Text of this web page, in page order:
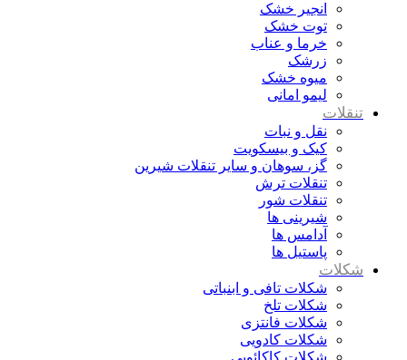
انجیر خشک
توت خشک
خرما و عناب
زرشک
میوه خشک
لیمو امانی
تنقلات
نقل و نبات
کیک و بیسکویت
گز، سوهان و سایر تنقلات شیرین
تنقلات ترش
تنقلات شور
شیرینی ها
آدامس ها
پاستیل ها
شکلات
شکلات تافی و ابنباتی
شکلات تلخ
شکلات فانتزی
شکلات کادویی
شکلات کاکائویی